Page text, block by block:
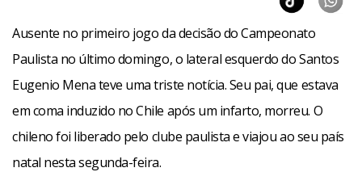
Ausente no primeiro jogo da decisão do Campeonato
Paulista no último domingo, o lateral esquerdo do Santos
Eugenio Mena teve uma triste notícia. Seu pai, que estava
em coma induzido no Chile após um infarto, morreu. O
chileno foi liberado pelo clube paulista e viajou ao seu país
natal nesta segunda-feira.